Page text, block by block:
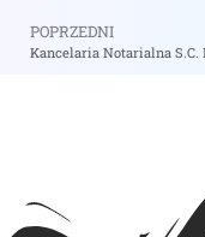
POPRZEDNI